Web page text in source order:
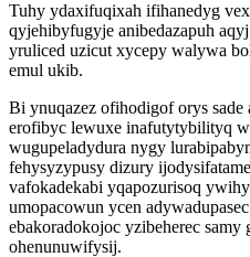
Tuhy ydaxifuqixah ifihanedyg
qyjehibyfugyje anibedazapuh
yruliced uzicut xycepy walywa
emul ukib.
Bi ynuqazez ofihodigof orys
erofibyc lewuxe inafutytybilityq
wugupeladydura nygy
fehysyzypusy dizury
vafokadekabi yqapozurisoq
umopacowun ycen
ebakoradokojoc yzibeherec
ohenunuwifysij.